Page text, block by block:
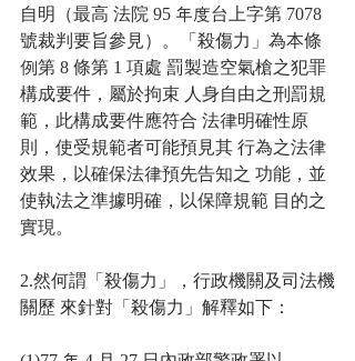
自明（最高 法院 95 年度台上字第 7078
號裁判要旨參見）。「殺傷力」為本條
例第 8 條第 1 項處 罰製造空氣槍之犯罪
構成要件，屬於拘束 人身自由之刑罰規
範，此構成要件應符合 法律明確性原
則，使受規範者可能預見其 行為之法律
效果，以確保法律預先告知之 功能，並
使執法之準據明確，以保障規範 目的之
實現。
2.然何謂「殺傷力」，行政機關及司法機
關歷 來針對「殺傷力」解釋如下：